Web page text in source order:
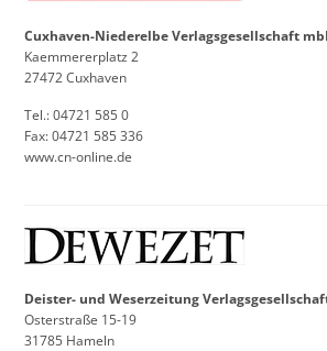
Cuxhaven-Niederelbe Verlagsgesellschaft
Kaemmererplatz 2
27472 Cuxhaven
Tel.: 04721 585 0
Fax: 04721 585 336
www.cn-online.de
Deister- und Weserzeitung
Osterstraße 15-19
31785 Hameln